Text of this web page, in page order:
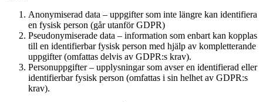
Anonymiserad data – uppgifter som inte längre kan identifiera
en fysisk person (går utanför GDPR)
Pseudonymiserade data – information som enbart kan kopplas
till en identifierbar fysisk person med hjälp av kompletterande
uppgifter (omfattas delvis av GDPR:s krav).
Personuppgifter – upplysningar som avser en identifierad eller
identifierbar fysisk person (omfattas i sin helhet av GDPR:s
krav).